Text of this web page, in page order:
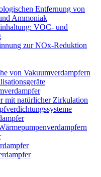
Entfernung von
Ammoniak
VOC- und
zur NOx-Reduktion
von Vakuumverdampfern
mit natürlicher Zirkulation